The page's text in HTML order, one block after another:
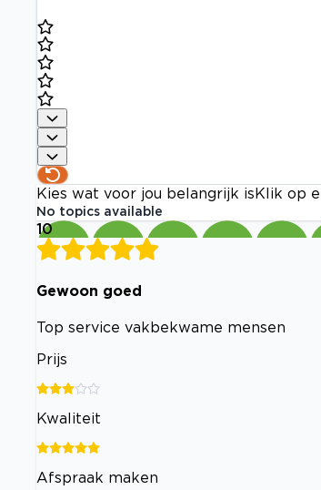
Kies wat voor jou belangrijk is Klik op
No topics available
10
Gewoon goed
Top service vakbekwame mensen
Prijs
Kwaliteit
Afspraak maken